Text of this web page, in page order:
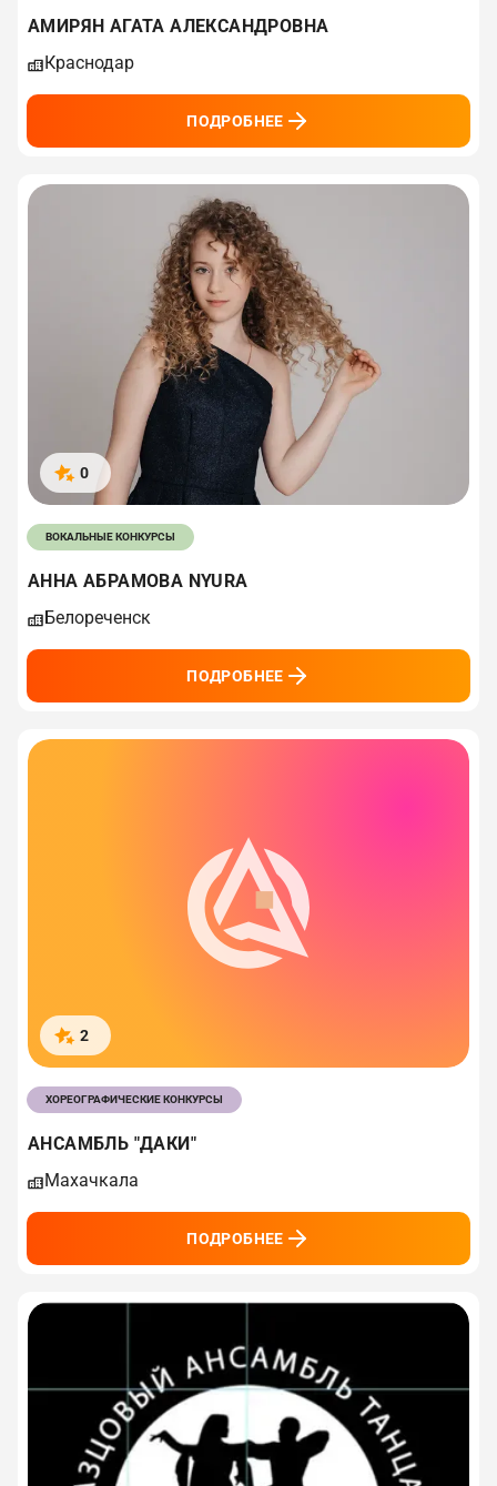
АМИРЯН АГАТА АЛЕКСАНДРОВНА
Краснодар
ПОДРОБНЕЕ
0
ВОКАЛЬНЫЕ КОНКУРСЫ
АННА АБРАМОВА NYURA
Белореченск
ПОДРОБНЕЕ
2
ХОРЕОГРАФИЧЕСКИЕ КОНКУРСЫ
АНСАМБЛЬ "ДАКИ"
Махачкала
ПОДРОБНЕЕ